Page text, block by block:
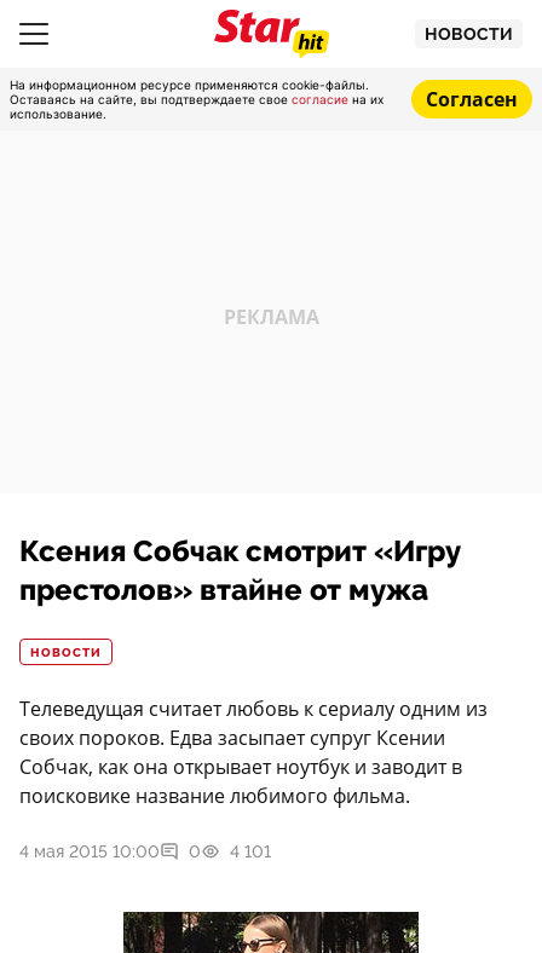
НОВОСТИ
На информационном ресурсе применяются cookie-файлы.
Оставаясь на сайте, вы подтверждаете свое согласие на их
использование.
Согласен
Ксения Собчак смотрит «Игру
престолов» втайне от мужа
НОВОСТИ
Телеведущая считает любовь к сериалу одним из
своих пороков. Едва засыпает супруг Ксении
Собчак, как она открывает ноутбук и заводит в
поисковике название любимого фильма.
4 мая 2015 10:00 0 4 101